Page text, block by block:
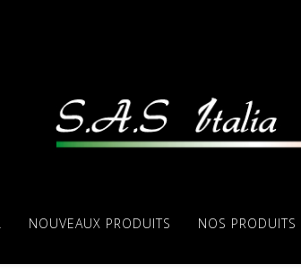
NOUVEAUX PRODUITS NOS PRODUITS